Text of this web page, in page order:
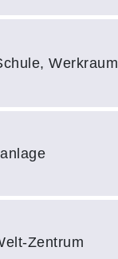
Werkraum
Zentrum